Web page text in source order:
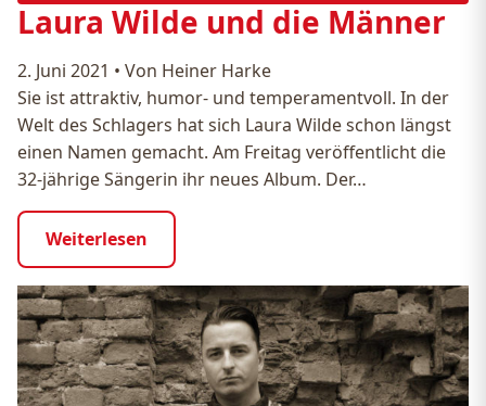
Laura Wilde und die Männer
2. Juni 2021 • Von Heiner Harke
Sie ist attraktiv, humor- und temperamentvoll. In der
Welt des Schlagers hat sich Laura Wilde schon längst
einen Namen gemacht. Am Freitag veröffentlicht die
32-jährige Sängerin ihr neues Album. Der…
Weiterlesen